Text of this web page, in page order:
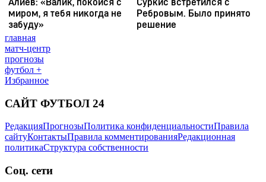
главная
матч-центр
прогнозы
футбол +
Избранное
САЙТ ФУТБОЛ 24
РедакцияПрогнозыПолитика конфиденциальностиПравила
сайтуКонтактыПравила комментированияРедакционная
политикаСтруктура собственности
Соц. сети